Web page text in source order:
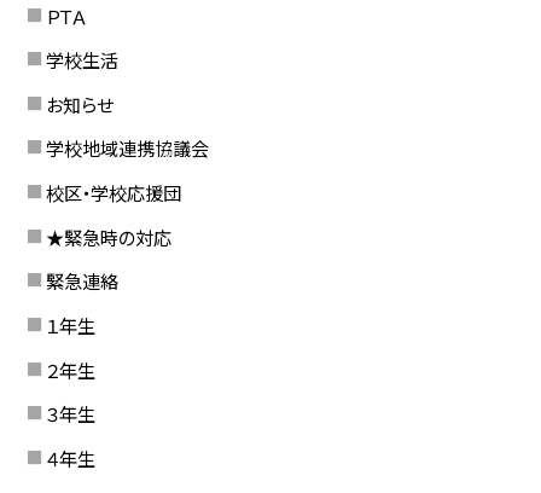
ＰＴＡ
学校生活
お知らせ
学校地域連携協議会
校区・学校応援団
★緊急時の対応
緊急連絡
１年生
２年生
３年生
４年生